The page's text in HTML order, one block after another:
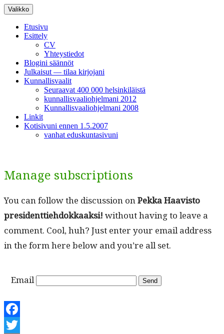
Siirry
sisältöön
Valikko
Etusivu
Esittely
CV
Yhteystiedot
Blogini säännöt
Julkaisut — tilaa kirjojani
Kunnallisvaalit
Seuraavat 400 000 helsinkiläistä
kunnallisvaaliohjelmani 2012
Kunnallisvaaliohjelmani 2008
Linkit
Kotisivuni ennen 1.5.2007
vanhat eduskuntasivuni
Manage subscriptions
You can fol­low the dis­cus­sion onPekka Haav­is­to
pres­i­dent­tiehdokkaak­si! with­out hav­ing to leave a
com­ment. Cool, huh? Just enter your email address
in the form here below and you’re all set.
Email
Facebook